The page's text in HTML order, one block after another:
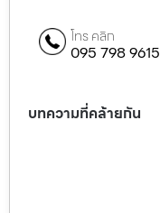
โทร คลิก
095 798 9615
บทความที่คล้ายกัน